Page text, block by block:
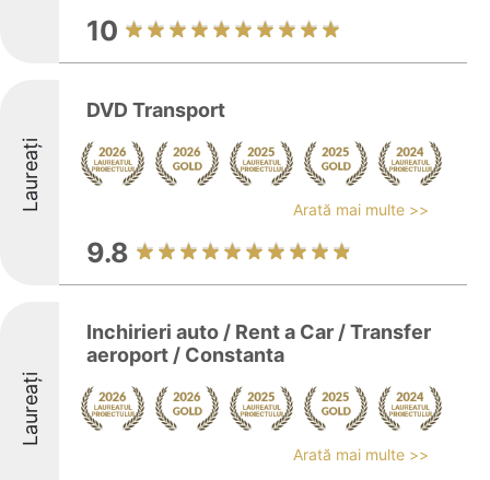
10
Laureați
DVD Transport
Arată mai multe >>
9.8
Laureați
Inchirieri auto / Rent a Car / Transfer
aeroport / Constanta
Arată mai multe >>